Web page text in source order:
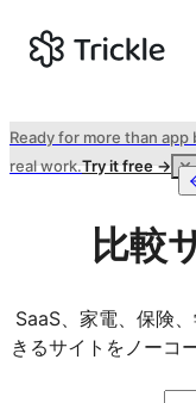
Ready for more than
real work.Try it free →
比較
SaaS、家電、保険
きるサイトをノーコ